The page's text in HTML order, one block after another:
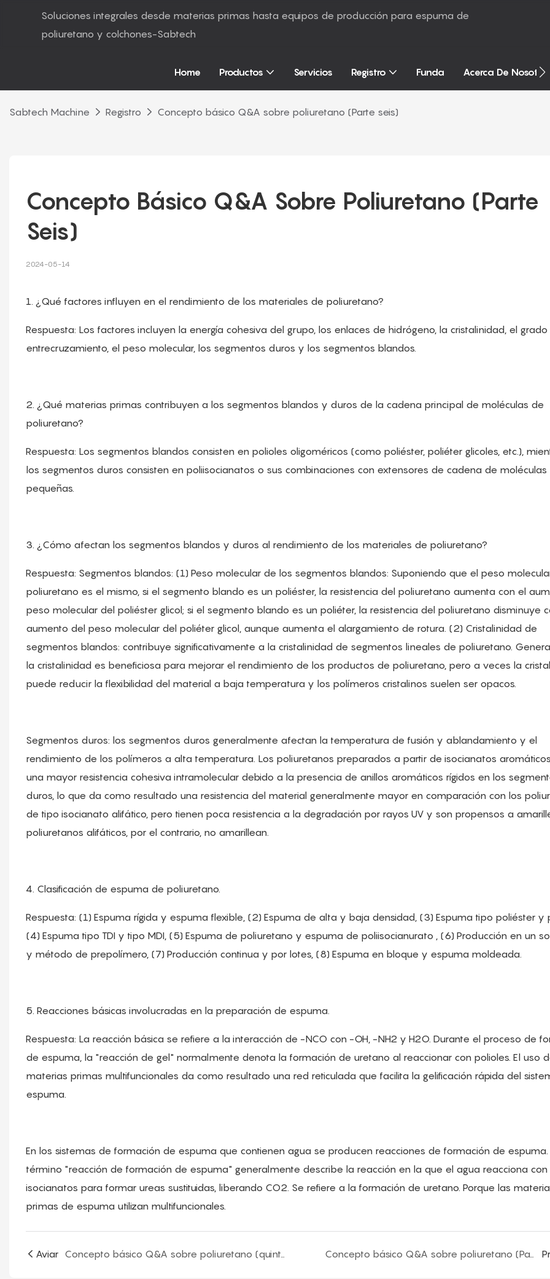
Soluciones integrales desde materias primas hasta equipos de producción para espuma de
poliuretano y colchones-Sabtech
Home Productos Servicios Registro Funda Acerca De Nosotros
Sabtech Machine Registro Concepto básico Q&A sobre poliuretano (Parte seis)
Concepto Básico Q&A Sobre Poliuretano (Parte
Seis)
2024-05-14
1. ¿Qué factores influyen en el rendimiento de los materiales de poliuretano?
Respuesta: Los factores incluyen la energía cohesiva del grupo, los enlaces de hidrógeno, la cristalinidad, el
entrecruzamiento, el peso molecular, los segmentos duros y los segmentos blandos.
2. ¿Qué materias primas contribuyen a los segmentos blandos y duros de la cadena principal de moléculas de
poliuretano?
Respuesta: Los segmentos blandos consisten en polioles oligoméricos (como poliéster, poliéter glicoles, etc.),
los segmentos duros consisten en poliisocianatos o sus combinaciones con extensores de cadena de moléculas
pequeñas.
3. ¿Cómo afectan los segmentos blandos y duros al rendimiento de los materiales de poliuretano?
Respuesta: Segmentos blandos: (1) Peso molecular de los segmentos blandos: Suponiendo que el peso
poliuretano es el mismo, si el segmento blando es un poliéster, la resistencia del poliuretano aumenta con el
peso molecular del poliéster glicol; si el segmento blando es un poliéter, la resistencia del poliuretano disminuye
aumento del peso molecular del poliéter glicol, aunque aumenta el alargamiento de rotura. (2) Cristalinidad de
segmentos blandos: contribuye significativamente a la cristalinidad de segmentos lineales de poliuretano.
la cristalinidad es beneficiosa para mejorar el rendimiento de los productos de poliuretano, pero a veces la
puede reducir la flexibilidad del material a baja temperatura y los polímeros cristalinos suelen ser opacos.
Segmentos duros: los segmentos duros generalmente afectan la temperatura de fusión y ablandamiento y el
rendimiento de los polímeros a alta temperatura. Los poliuretanos preparados a partir de isocianatos
una mayor resistencia cohesiva intramolecular debido a la presencia de anillos aromáticos rígidos en los
duros, lo que da como resultado una resistencia del material generalmente mayor en comparación con los
de tipo isocianato alifático, pero tienen poca resistencia a la degradación por rayos UV y son propensos a
poliuretanos alifáticos, por el contrario, no amarillean.
4. Clasificación de espuma de poliuretano.
Respuesta: (1) Espuma rígida y espuma flexible, (2) Espuma de alta y baja densidad, (3) Espuma tipo poliéster y
(4) Espuma tipo TDI y tipo MDI, (5) Espuma de poliuretano y espuma de poliisocianurato , (6) Producción en un
y método de prepolímero, (7) Producción continua y por lotes, (8) Espuma en bloque y espuma moldeada.
5. Reacciones básicas involucradas en la preparación de espuma.
Respuesta: La reacción básica se refiere a la interacción de -NCO con -OH, -NH2 y H2O. Durante el proceso de
de espuma, la "reacción de gel" normalmente denota la formación de uretano al reaccionar con polioles. El uso
materias primas multifuncionales da como resultado una red reticulada que facilita la gelificación rápida del
espuma.
En los sistemas de formación de espuma que contienen agua se producen reacciones de formación de espuma.
término "reacción de formación de espuma" generalmente describe la reacción en la que el agua reacciona con
isocianatos para formar ureas sustituidas, liberando CO2. Se refiere a la formación de uretano. Porque las
primas de espuma utilizan multifuncionales.
Aviar Concepto básico Q&A sobre poliuretano (quinta parte) Concepto básico Q&A sobre poliuretano (Parte siete)